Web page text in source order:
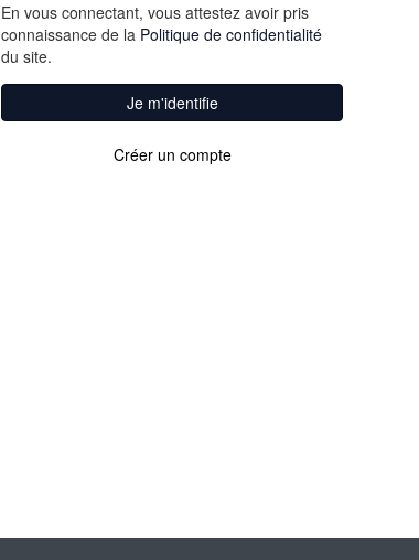
En vous connectant, vous attestez avoir pris
connaissance de la Politique de confidentialité
du site.
Je m'identifie
Créer un compte